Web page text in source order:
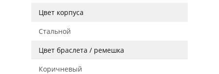
Цвет корпуса
Стальной
Цвет браслета / ремешка
Коричневый